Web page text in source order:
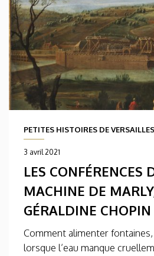
PETITES HISTOIRES DE VERSAILLES
3 avril 2021
LES CONFÉRENCES
MACHINE DE
GÉRALDINE CHOPIN
Comment alimenter
lorsque l’eau manque